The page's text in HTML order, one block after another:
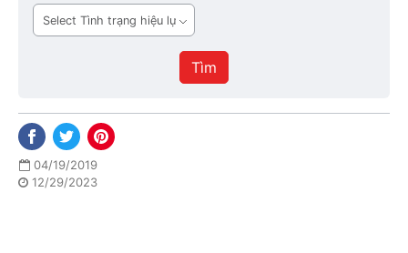
ban
hành
Tình
trạng
Tìm
04/19/2019
12/29/2023